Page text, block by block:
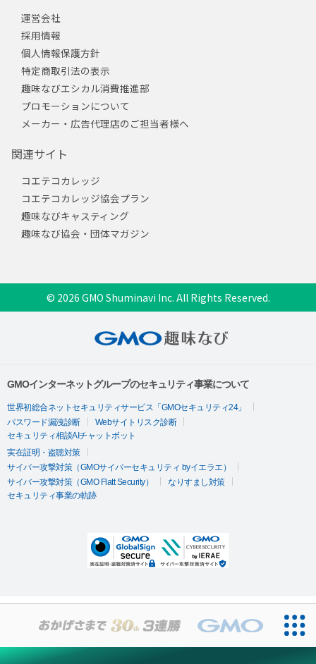
運営会社
採用情報
個人情報保護方針
特定商取引法の表示
趣味なびエシカル消費推進部
プロモーションについて
メーカー・広告代理店のご担当者様へ
関連サイト
コエテコカレッジ
コエテコカレッジ協会プラン
趣味なびキャスティング
趣味なび協会・団体マガジン
© 2026 GMO Shuminavi Inc. All Rights Reserved.